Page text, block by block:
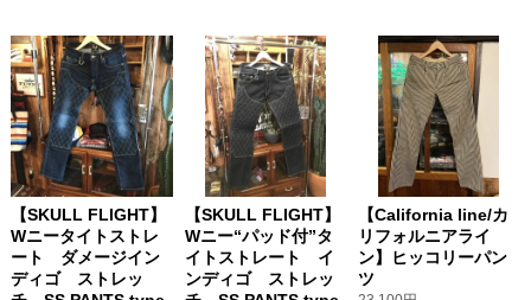
【SKULL FLIGHT】
Wニータイトストレ
ート ダメージイン
ディゴ ストレッ
【SKULL FLIGHT】
Wニー“パッド付”タ
イトストレート イ
ンディゴ ストレッ
【California line/カ
リフォルニアライ
ン】ヒッコリーパン
ツ